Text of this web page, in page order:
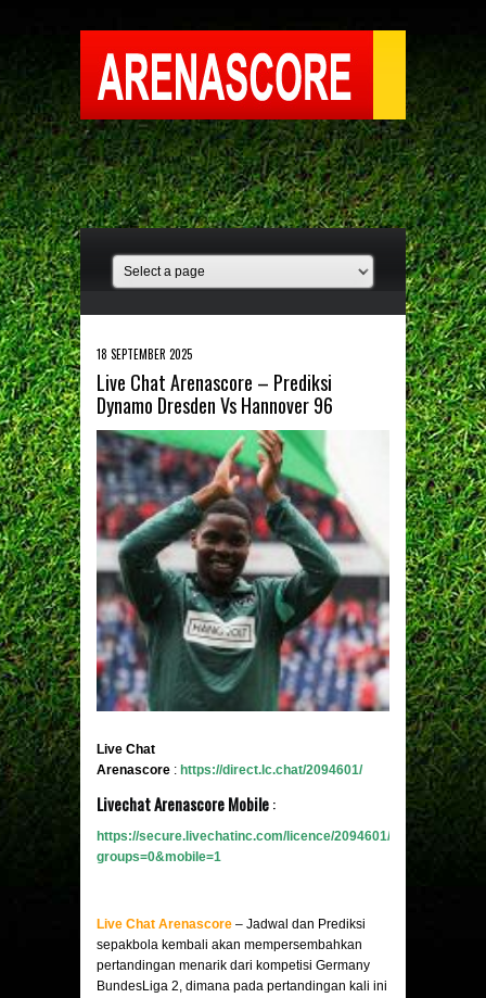
18 SEPTEMBER 2025
Live Chat Arenascore – Prediksi
Dynamo Dresden Vs Hannover 96
Live Chat
Arenascore : https://direct.lc.chat/2094601/
Livechat Arenascore Mobile:
https://secure.livechatinc.com/licence/2094601/v2/
groups=0&mobile=1
Live Chat Arenascore – Jadwal dan Prediksi
sepakbola kembali akan mempersembahkan
pertandingan menarik dari kompetisi Germany
BundesLiga 2, dimana pada pertandingan kali ini